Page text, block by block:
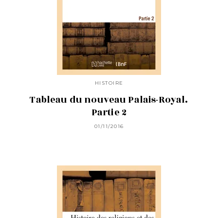
HISTOIRE
Tableau du nouveau Palais-Royal.
Partie 2
01/11/2016